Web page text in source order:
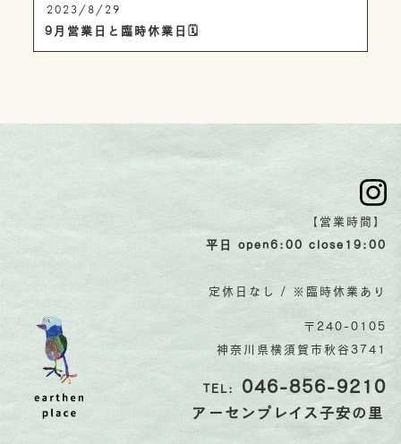
2023/8/29
9月営業日と臨時休業日🗓
【営業時間】
平日 open6:00 close19:00
定休日なし / ※臨時休業あり
〒240-0105
神奈川県横須賀市秋谷3741
TEL: 046-856-9210
アーセンプレイス子安の里